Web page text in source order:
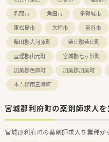
名取市
角田市 多賀城市
東松島市
大崎市 富谷市
柴田郡大河原町
柴田郡柴田町
亘理郡山元町
宮城郡七ヶ浜町
加美郡色麻町
加美郡加美町
本吉郡南三陸町
宮城郡利府町の薬剤師求人
宮城郡利府町の薬剤師求人を業種か